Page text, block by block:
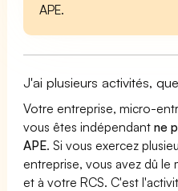
APE.
J'ai plusieurs activités,
Votre entreprise, micro-
vous êtes indépendantne
APE. Si vous exercez
entreprise, vous avez dû le
et à votre RCS. C'est